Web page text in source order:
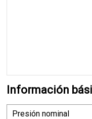
Información
Presión nominal